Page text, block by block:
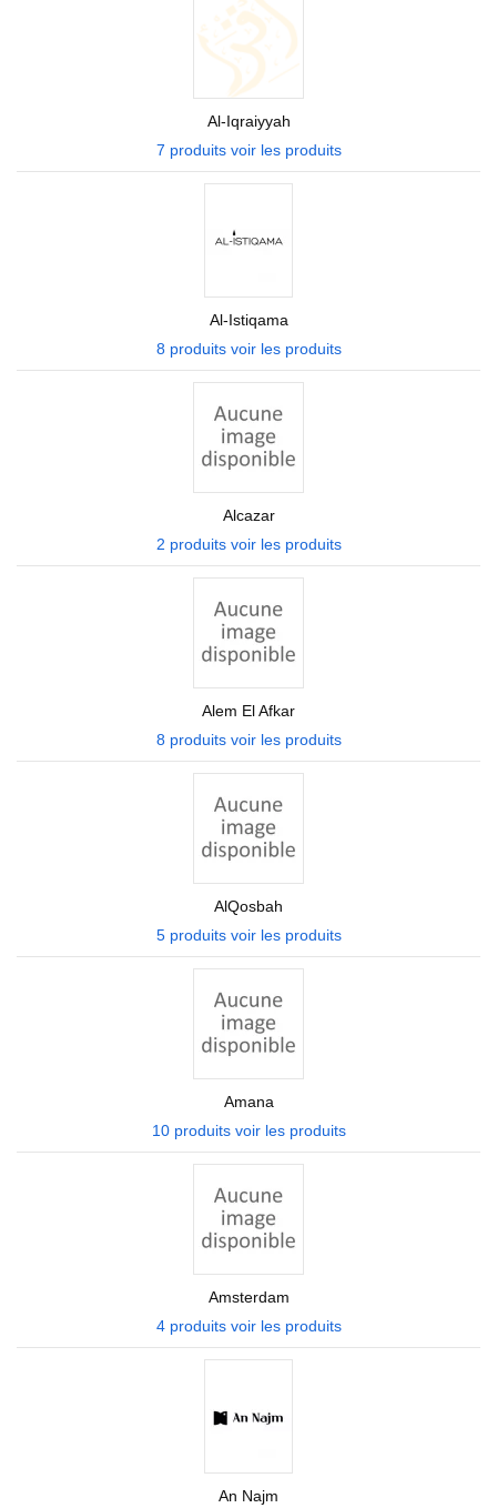
Al-Iqraiyyah
7 produits voir les produits
Al-Istiqama
8 produits voir les produits
Alcazar
2 produits voir les produits
Alem El Afkar
8 produits voir les produits
AlQosbah
5 produits voir les produits
Amana
10 produits voir les produits
Amsterdam
4 produits voir les produits
An Najm